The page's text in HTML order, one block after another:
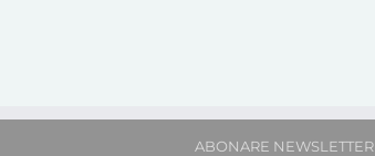
ABONARE NEWSLETTER